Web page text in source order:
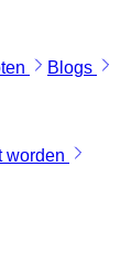
Blogs
worden